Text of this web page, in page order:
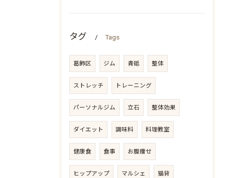
タグ Tags
葛飾区 ジム 青砥 整体
ストレッチ トレーニング
パーソナルジム 立石 整体効果
ダイエット 調味料 料理教室
健康食 食事 お腹痩せ
ヒップアップ マルシェ 猫背